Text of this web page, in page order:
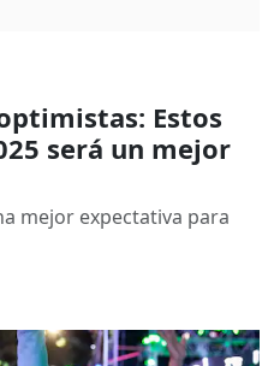
Estos
será un mejor
mejor expectativa para